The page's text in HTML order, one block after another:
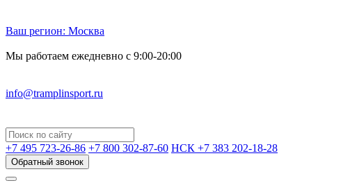
Ваш регион: Москва
Мы работаем ежедневно с 9:00-20:00
info@tramplinsport.ru
+7 495 723-26-86 +7 800 302-87-60 НСК +7 383 202-18-28
Обратный звонок